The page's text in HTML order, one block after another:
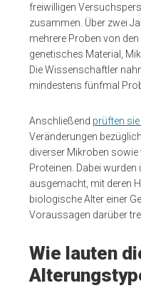
freiwilligen
zusammen. Über zwei
mehrere Proben von
genetisches Material,
Die Wissenschaftler
mindestens fünfmal
Anschließend prüften
Veränderungen
diverser Mikroben sowie
Proteinen. Dabei wurden
ausgemacht, mit deren
biologische Alter einer
Voraussagen darüber
Wie lauten